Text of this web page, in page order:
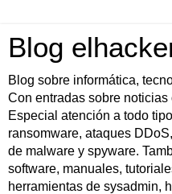
Blog
Blog sobre informática,
Con entradas sobre
Especial atención a todo
ransomware, ataques
de malware y spyware.
software, manuales,
herramientas de sysadmin,